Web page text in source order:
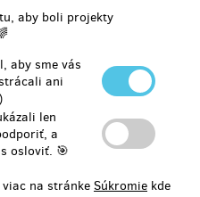
aby boli projekty
aby sme vás
ani
len
a
osloviť. 🎯
viac na stránke Súkromie kde
ukončení projektu na Hithitu
€
zostáva 22
films v podkroví Univerzity